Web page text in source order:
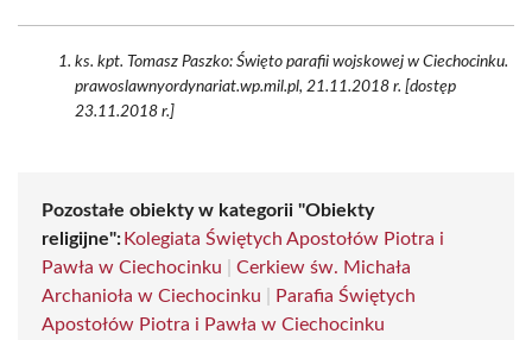
ks. kpt. Tomasz Paszko: Święto parafii wojskowej w Ciechocinku.
prawoslawnyordynariat.wp.mil.pl, 21.11.2018 r. [dostęp
23.11.2018 r.]
Pozostałe obiekty w kategorii "Obiekty
religijne": Kolegiata Świętych Apostołów Piotra i
Pawła w Ciechocinku
Cerkiew św. Michała
Archanioła w Ciechocinku
Parafia Świętych
Apostołów Piotra i Pawła w Ciechocinku